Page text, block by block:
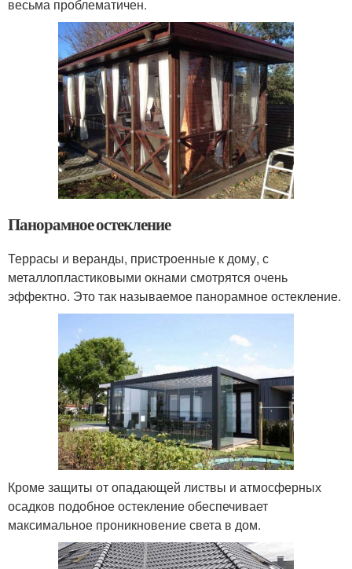
весьма проблематичен.
Панорамное остекление
Террасы и веранды, пристроенные к дому, с
металлопластиковыми окнами смотрятся очень
эффектно. Это так называемое панорамное остекление.
Кроме защиты от опадающей листвы и атмосферных
осадков подобное остекление обеспечивает
максимальное проникновение света в дом.